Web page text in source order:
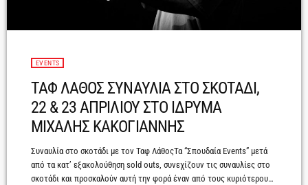
EVENTS
ΤΑΦ ΛΑΘΟΣ ΣΥΝΑΥΛΙΑ ΣΤΟ ΣΚΟΤΑΔΙ,
22 & 23 ΑΠΡΙΛΙΟΥ ΣΤΟ ΙΔΡΥΜΑ
ΜΙΧΑΛΗΣ ΚΑΚΟΓΙΑΝΝΗΣ
Συναυλία στο σκοτάδι με τον Ταφ ΛάθοςΤα “Σπουδαία Events” μετά
από τα κατ’ εξακολούθηση sold outs, συνεχίζουν τις συναυλίες στο
σκοτάδι και προσκαλούν αυτή την φορά έναν από τους κυριότερους